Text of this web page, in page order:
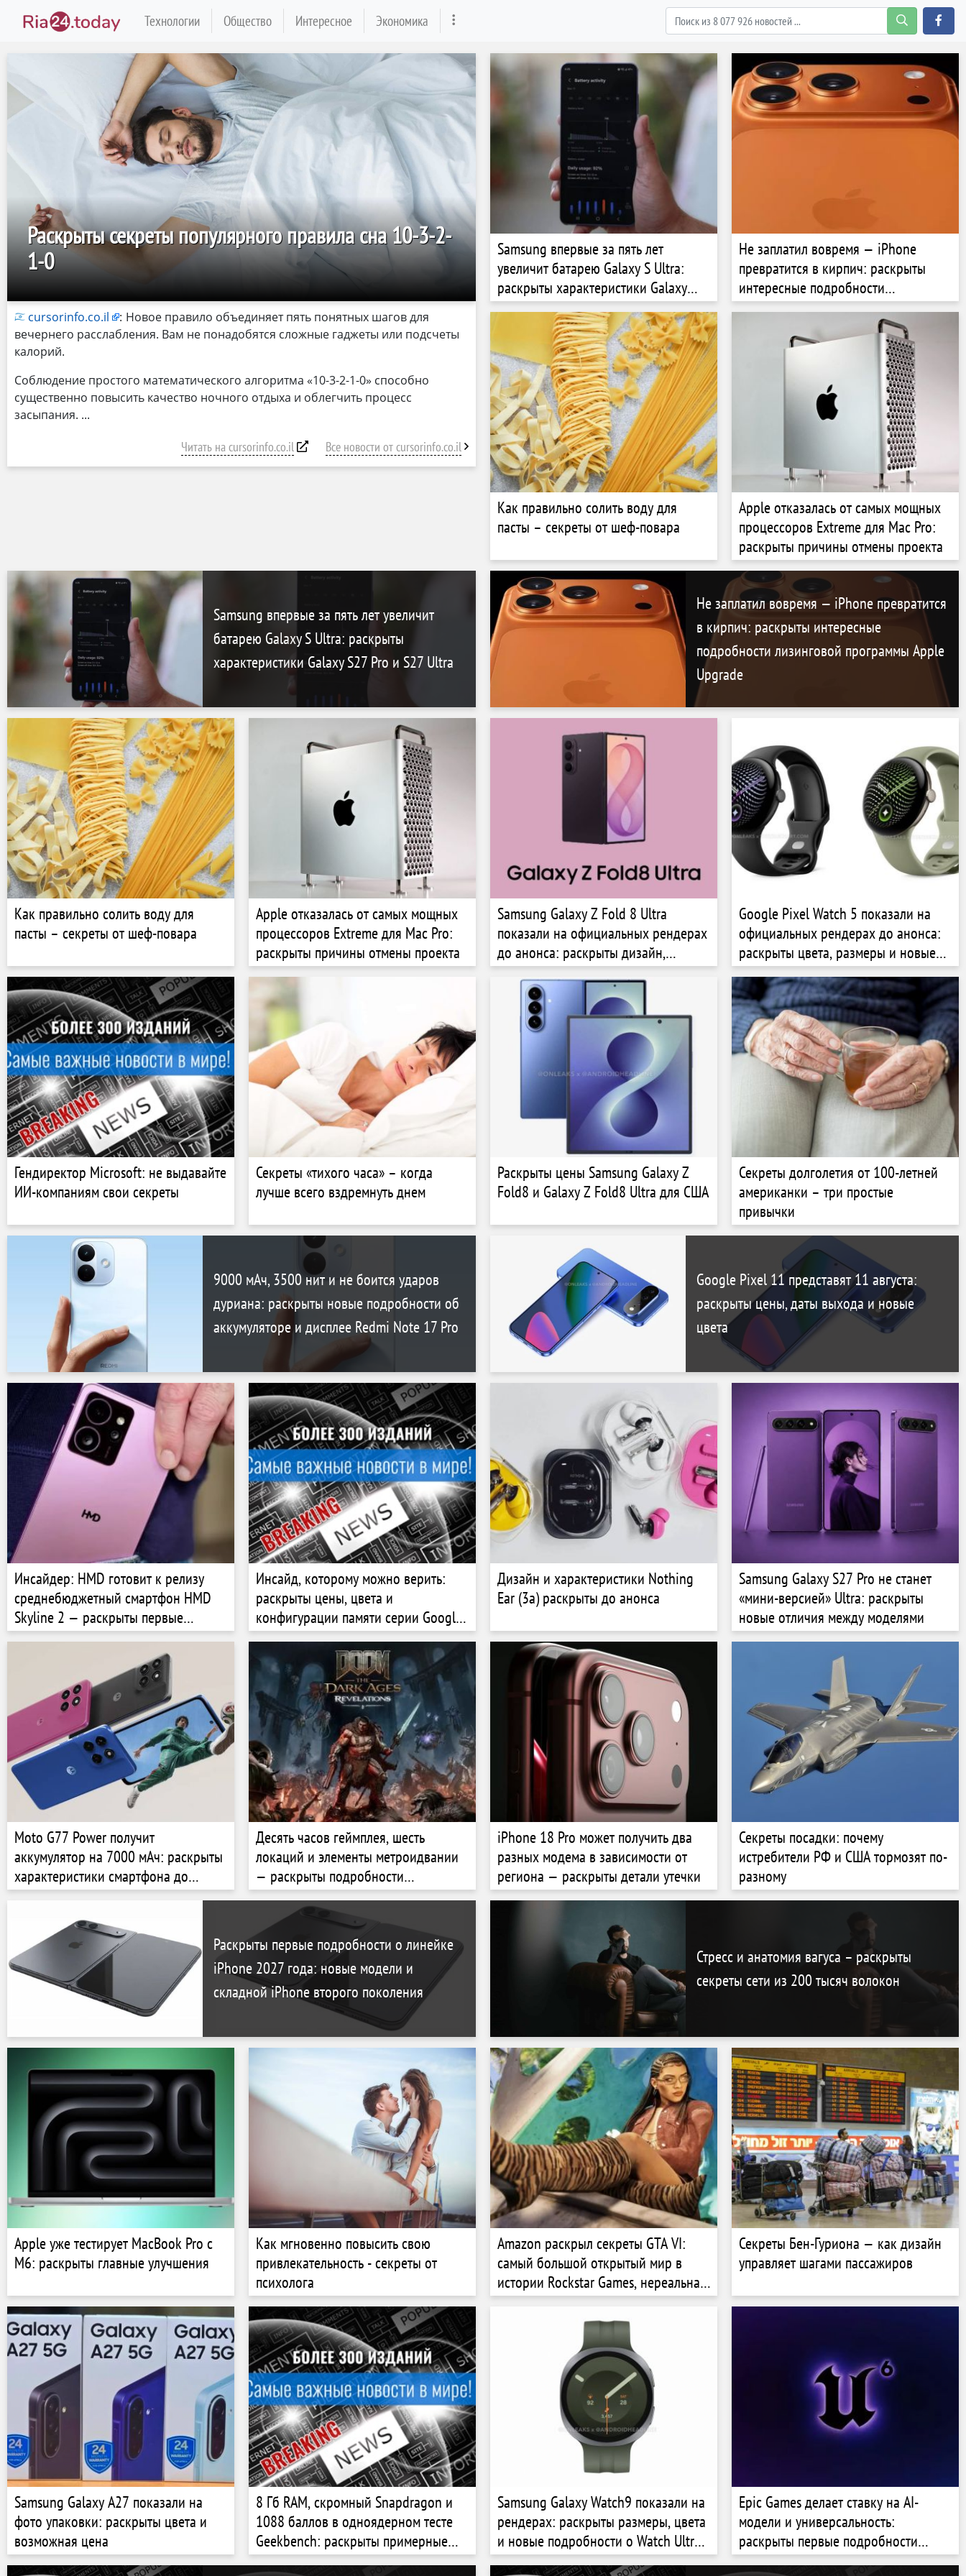
Технологии Общество Интересное Экономика
Раскрыты секреты популярного правила сна 10-3-2-
1-0
cursorinfo.co.il : Новое правило объединяет пять понятных шагов для
вечернего расслабления. Вам не понадобятся сложные гаджеты или подсчеты
калорий.
Соблюдение простого математического алгоритма «10-3-2-1-0» способно
существенно повысить качество ночного отдыха и облегчить процесс
засыпания.
Читать на cursorinfo.co.il Все новости от cursorinfo.co.il
Samsung впервые за пять лет
увеличит батарею Galaxy S Ultra:
раскрыты характеристики Galaxy
S27 Pro и S27 Ultra
Не заплатил вовремя — iPhone
превратится в кирпич: раскрыты
интересные подробности
лизинговой программы Apple
Как правильно солить воду для
пасты – секреты от шеф-повара
Apple отказалась от самых мощных
процессоров Extreme для Mac Pro:
раскрыты причины отмены проекта
Samsung впервые за пять лет увеличит
батарею Galaxy S Ultra: раскрыты
характеристики Galaxy S27 Pro и S27 Ultra
Не заплатил вовремя — iPhone превратится
в кирпич: раскрыты интересные
подробности лизинговой программы Apple
Upgrade
Как правильно солить воду для
пасты – секреты от шеф-повара
Apple отказалась от самых мощных
процессоров Extreme для Mac Pro:
раскрыты причины отмены проекта
Samsung Galaxy Z Fold 8 Ultra
показали на официальных рендерах
до анонса: раскрыты дизайн,
камеры и увеличенная батарея
Google Pixel Watch 5 показали на
официальных рендерах до анонса:
раскрыты цвета, размеры и новые
детали
Гендиректор Microsoft: не выдавайте
ИИ-компаниям свои секреты
Секреты «тихого часа» – когда
лучше всего вздремнуть днем
Раскрыты цены Samsung Galaxy Z
Fold8 и Galaxy Z Fold8 Ultra для США
Секреты долголетия от 100-летней
американки – три простые
привычки
9000 мАч, 3500 нит и не боится ударов
дуриана: раскрыты новые подробности об
аккумуляторе и дисплее Redmi Note 17 Pro
Google Pixel 11 представят 11 августа:
раскрыты цены, даты выхода и новые
цвета
Инсайдер: HMD готовит к релизу
среднебюджетный смартфон HMD
Skyline 2 — раскрыты первые
характеристики
Инсайд, которому можно верить:
раскрыты цены, цвета и
конфигурации памяти серии Google
Pixel 11
Дизайн и характеристики Nothing
Ear (3a) раскрыты до анонса
Samsung Galaxy S27 Pro не станет
«мини-версией» Ultra: раскрыты
новые отличия между моделями
Moto G77 Power получит
аккумулятор на 7000 мАч: раскрыты
характеристики смартфона до
анонса
Десять часов геймплея, шесть
локаций и элементы метроидвании
— раскрыты подробности
дополнения Revelations для DOOM:
The Dark Ages
iPhone 18 Pro может получить два
разных модема в зависимости от
региона — раскрыты детали утечки
Секреты посадки: почему
истребители РФ и США тормозят по-
разному
Раскрыты первые подробности о линейке
iPhone 2027 года: новые модели и
складной iPhone второго поколения
Стресс и анатомия вагуса – раскрыты
секреты сети из 200 тысяч волокон
Apple уже тестирует MacBook Pro с
M6: раскрыты главные улучшения
Как мгновенно повысить свою
привлекательность - секреты от
психолога
Amazon раскрыл секреты GTA VI:
самый большой открытый мир в
истории Rockstar Games, нереальная
графика, высочайшая детализация и
большей соцсетей
Секреты Бен-Гуриона — как дизайн
управляет шагами пассажиров
Samsung Galaxy A27 показали на
фото упаковки: раскрыты цвета и
возможная цена
8 Гб RAM, скромный Snapdragon и
1088 баллов в одноядерном тесте
Geekbench: раскрыты примерные
характеристики Nothing Phone (4b)
Samsung Galaxy Watch9 показали на
рендерах: раскрыты размеры, цвета
и новые подробности о Watch Ultra
2
Epic Games делает ставку на AI-
модели и универсальность:
раскрыты первые подробности
Unreal Engine 6